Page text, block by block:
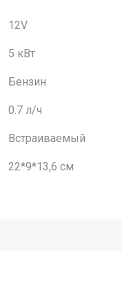
12V
5 кВт
Бензин
0.7 л/ч
Встраиваемый
22*9*13,6 см